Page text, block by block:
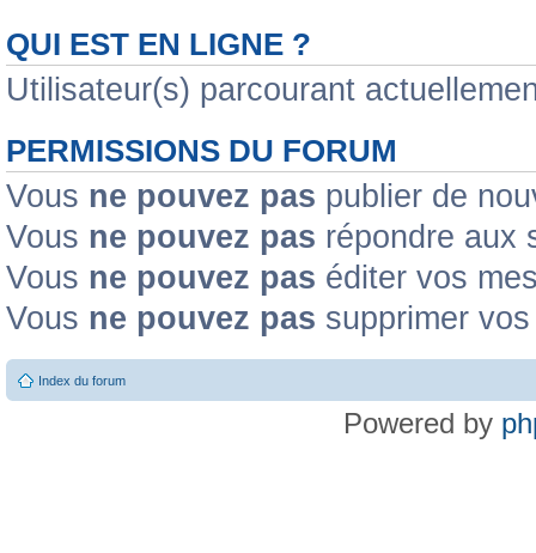
QUI EST EN LIGNE ?
Utilisateur(s) parcourant
PERMISSIONS DU FORUM
Vous ne pouvez pas publier de
Vous ne pouvez pas répondre aux
Vous ne pouvez pas éditer vos
Vous ne pouvez pas supprimer
Index du forum
Powered by